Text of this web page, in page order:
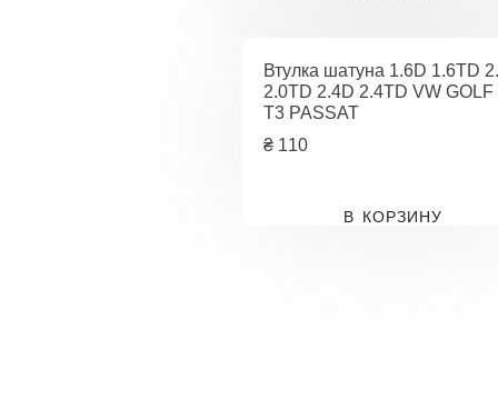
Втулка шатуна 1.6D 1.6TD
2.0TD 2.4D 2.4TD VW GOLF
T3 PASSAT
₴ 110
В КОРЗИНУ